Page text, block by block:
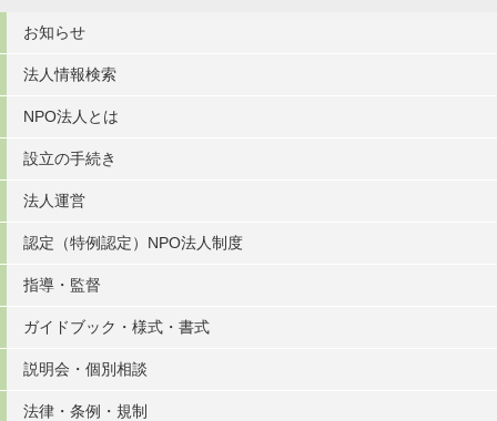
お知らせ
法人情報検索
NPO法人とは
設立の手続き
法人運営
認定（特例認定）NPO法人制度
指導・監督
ガイドブック・様式・書式
説明会・個別相談
法律・条例・規制